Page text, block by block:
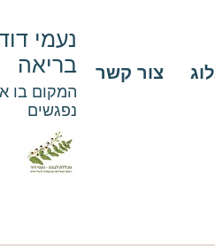
נעמי
בריאה
המקום בו
נפגשים
צור קשר